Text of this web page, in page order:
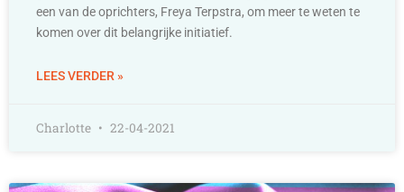
een van de oprichters, Freya Terpstra, om meer te weten te
komen over dit belangrijke initiatief.
LEES VERDER »
Charlotte 22-04-2021